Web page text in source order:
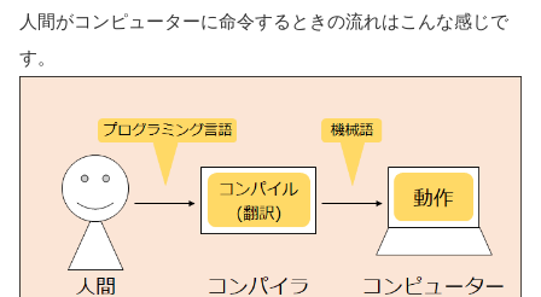
人間がコンピューターに命令するときの流れはこんな感じで
す。